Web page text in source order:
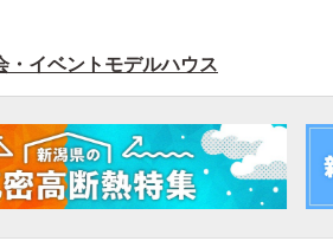
・イベント モデルハウス